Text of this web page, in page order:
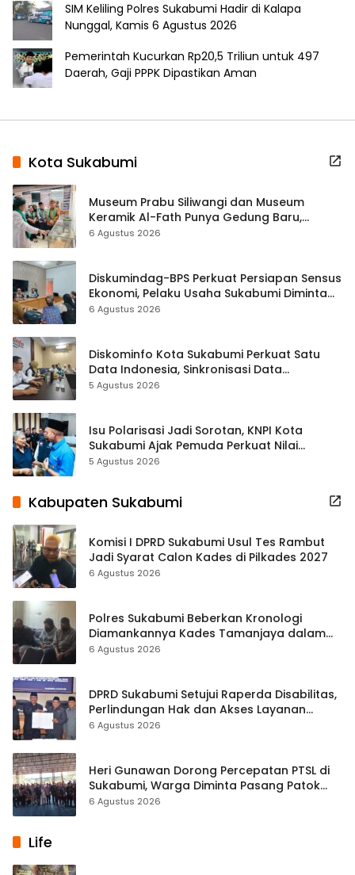
SIM Keliling Polres Sukabumi Hadir di Kalapa
Nunggal, Kamis 6 Agustus 2026
Pemerintah Kucurkan Rp20,5 Triliun untuk 497
Daerah, Gaji PPPK Dipastikan Aman
Kota Sukabumi
Museum Prabu Siliwangi dan Museum
Keramik Al-Fath Punya Gedung Baru,
Hampir 500 Koleksi Dipisahkan
6 Agustus 2026
Diskumindag-BPS Perkuat Persiapan Sensus
Ekonomi, Pelaku Usaha Sukabumi Diminta
Terbuka Beri Data
6 Agustus 2026
Diskominfo Kota Sukabumi Perkuat Satu
Data Indonesia, Sinkronisasi Data
Kewilayahan Dikebut
5 Agustus 2026
Isu Polarisasi Jadi Sorotan, KNPI Kota
Sukabumi Ajak Pemuda Perkuat Nilai
Kebangsaan
5 Agustus 2026
Kabupaten Sukabumi
Komisi I DPRD Sukabumi Usul Tes Rambut
Jadi Syarat Calon Kades di Pilkades 2027
6 Agustus 2026
Polres Sukabumi Beberkan Kronologi
Diamankannya Kades Tamanjaya dalam
Kasus Sabu
6 Agustus 2026
DPRD Sukabumi Setujui Raperda Disabilitas,
Perlindungan Hak dan Akses Layanan
Diperkuat
6 Agustus 2026
Heri Gunawan Dorong Percepatan PTSL di
Sukabumi, Warga Diminta Pasang Patok
Batas Tanah
6 Agustus 2026
Life